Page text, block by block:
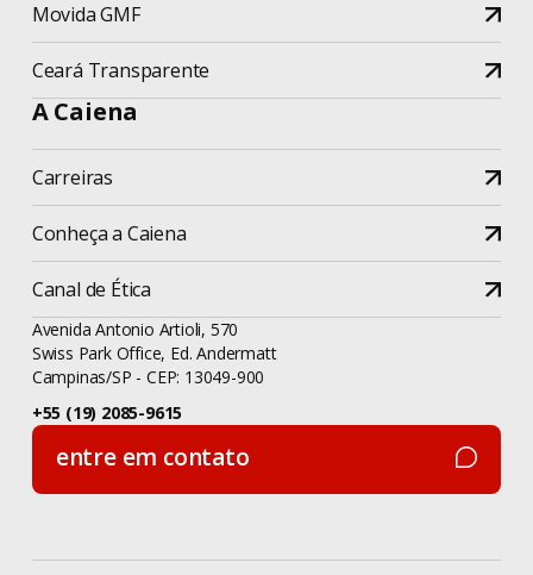
Movida GMF
Ceará Transparente
A Caiena
Carreiras
Conheça a Caiena
Canal de Ética
Avenida Antonio Artioli, 570
Swiss Park Office, Ed. Andermatt
Campinas/SP - CEP: 13049-900
+55 (19) 2085-9615
entre em contato
entre em contato